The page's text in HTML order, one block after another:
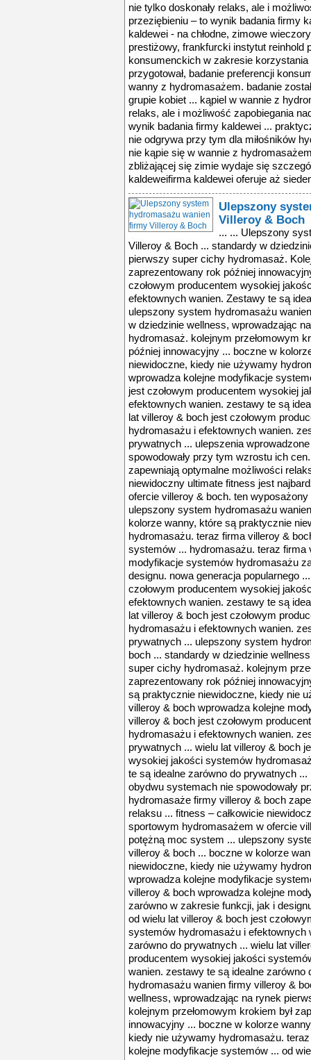
Ulepszony
Villeroy & Boch
... ... Ulepszony system hydromasażu wanien firmy Villeroy & Boch ... standardy w dziedzinie wellness, wprowadzając na rynek pierwszy super cichy hydromasaż. Kolejnym przełomowym krokiem był zaprezentowany rok później innowacyjny ... wielu lat Villeroy & Boch jest czołowym producentem wysokiej jakości systemów hydromasażu i efektownych wanien. Zestawy te są idealne zarówno do prywatnych ... ulepszony system hydromasażu wanien firmy villeroy & boch ... standardy w dziedzinie wellness, wprowadzając na rynek pierwszy super cichy hydromasaż. kolejnym przełomowym krokiem był zaprezentowany rok później innowacyjny ... boczne w kolorze wanny, które są praktycznie niewidoczne, kiedy nie używamy hydromasażu. teraz firma villeroy & boch wprowadza kolejne modyfikacje systemów ... od wielu lat villeroy & boch jest czołowym producentem wysokiej jakości systemów hydromasażu i efektownych wanien. zestawy te są idealne zarówno do prywatnych ... wielu lat villeroy & boch jest czołowym producentem wysokiej jakości systemów hydromasażu i efektownych wanien. zestawy te są idealne zarówno do prywatnych ... ulepszenia wprowadzone w obydwu systemach nie spowodowały przy tym wzrostu ich cen. hydromasaże firmy villeroy & boch zapewniają optymalne możliwości relaksu ... fitness – całkowicie niewidoczny ultimate fitness jest najbardziej sportowym hydromasażem w ofercie villeroy & boch. ten wyposażony w potężną moc system ... ulepszony system hydromasażu wanien firmy villeroy & boch ... boczne w kolorze wanny, które są praktycznie niewidoczne, kiedy nie używamy hydromasażu. teraz firma villeroy & boch wprowadza kolejne modyfikacje systemów ... hydromasażu. teraz firma villeroy & boch wprowadza kolejne modyfikacje systemów hydromasażu zarówno w zakresie funkcji, jak i designu. nowa generacja popularnego ... od wielu lat villeroy & boch jest czołowym producentem wysokiej jakości systemów hydromasażu i efektownych wanien. zestawy te są idealne zarówno do prywatnych ... wielu lat villeroy & boch jest czołowym producentem wysokiej jakości systemów hydromasażu i efektownych wanien. zestawy te są idealne zarówno do prywatnych ... ulepszony system hydromasażu wanien firmy villeroy & boch ... standardy w dziedzinie wellness, wprowadzając na rynek pierwszy super cichy hydromasaż. kolejnym przełomowym krokiem był zaprezentowany rok później innowacyjny ... boczne w kolorze wanny, które są praktycznie niewidoczne, kiedy nie używamy hydromasażu. teraz firma villeroy & boch wprowadza kolejne modyfikacje systemów ... od wielu lat villeroy & boch jest czołowym producentem wysokiej jakości systemów hydromasażu i efektownych wanien. zestawy te są idealne zarówno do prywatnych ... wielu lat villeroy & boch jest czołowym producentem wysokiej jakości systemów hydromasażu i efektownych wanien. zestawy te są idealne zarówno do prywatnych ... ulepszenia wprowadzone w obydwu systemach nie spowodowały przy tym wzrostu ich cen. hydromasaże firmy villeroy & boch zapewniają optymalne możliwości relaksu ... fitness – całkowicie niewidoczny ultimate fitness jest najbardziej sportowym hydromasażem w ofercie villeroy & boch. ten wyposażony w potężną moc system ... ulepszony system hydromasażu wanien firmy villeroy & boch ... boczne w kolorze wanny, które są praktycznie niewidoczne, kiedy nie używamy hydromasażu. teraz firma villeroy & boch wprowadza kolejne modyfikacje systemów ... hydromasażu. teraz firma villeroy & boch wprowadza kolejne modyfikacje systemów hydromasażu zarówno w zakresie funkcji, jak i designu. nowa generacja popularnego ... od wielu lat villeroy & boch jest czołowym producentem wysokiej jakości systemów hydromasażu i efektownych wanien. zestawy te są idealne zarówno do prywatnych ... wielu lat villeroy & boch jest czołowym producentem wysokiej jakości